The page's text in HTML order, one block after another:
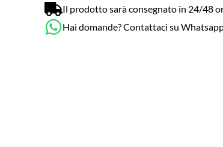
Il prodotto sarà consegnato in 24/48
Hai domande? Contattaci su